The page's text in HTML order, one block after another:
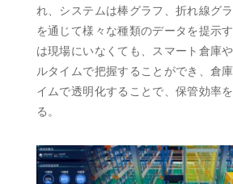
れ、システムは棒グラフ、折れ線グ
を通じて様々な種類のデータを提示
は現場にいなくても、スマート倉庫
ルタイムで把握することができ、倉
イムで透明化することで、保管効率
る。